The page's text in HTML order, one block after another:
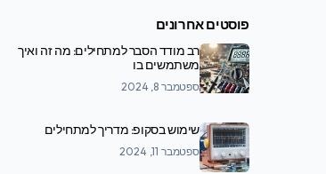
פוסטים אחרונים
רב מודד הסבר למתחילים: מה זה ואיך
משתמשים בו
ספטמבר 8, 2024
שימוש בסקופ: מדריך למתחילים
ספטמבר 11, 2024